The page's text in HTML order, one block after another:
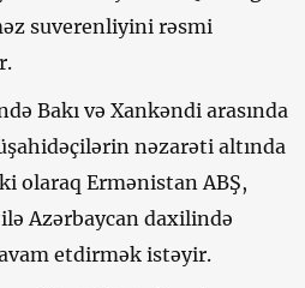
suverenliyini rəsmi
Bakı və Xankəndi arasında
nəzarəti altında
olaraq Ermənistan ABŞ,
Azərbaycan daxilində
etdirmək istəyir.